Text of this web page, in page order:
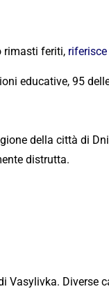
rimasti feriti, riferisce
educative, 95
della città di
distrutta.
Diverse